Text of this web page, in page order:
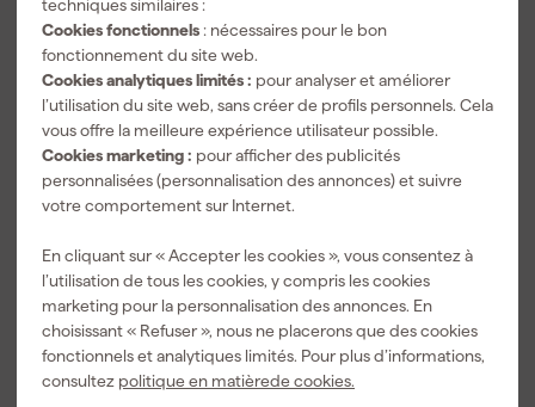
techniques similaires :
Cookies fonctionnels : nécessaires pour le bon
fonctionnement du site web.
Cookies analytiques limités : pour analyser et améliorer
l’utilisation du site web, sans créer de profils personnels. Cela
vous offre la meilleure expérience utilisateur possible.
Cookies marketing : pour afficher des publicités
personnalisées (personnalisation des annonces) et suivre
votre comportement sur Internet.
En cliquant sur « Accepter les cookies », vous consentez à
l’utilisation de tous les cookies, y compris les cookies
marketing pour la personnalisation des annonces. En
choisissant « Refuser », nous ne placerons que des cookies
fonctionnels et analytiques limités. Pour plus d’informations,
consultez politique en matièrede cookies.
boulons Samtitan N2 -
coupe axiale - bras
forgés - 760mm -
jusqu'à 12mm
Livré demain
92,
coupante Samtitan N4 -
coupe axiale - bras
emboutis - 1050 mm -
jusqu'à 16 mm
Livré demain
199,19